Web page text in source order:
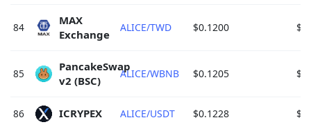
84
MAX
Exchange
ALICE/TWD $0.1200
85
PancakeSwap
v2 (BSC)
ALICE/WBNB $0.1205
86 ICRYPEX ALICE/USDT $0.1228